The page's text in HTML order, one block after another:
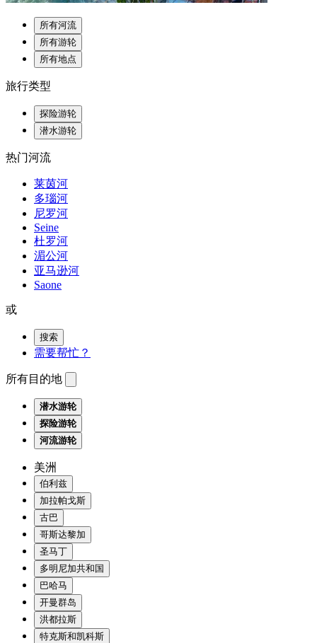
所有河流
所有游轮
所有地点
旅行类型
探险游轮
潜水游轮
热门河流
莱茵河
多瑙河
尼罗河
Seine
杜罗河
湄公河
亚马逊河
Saone
或
搜索
需要帮忙？
所有目的地
潜水游轮
探险游轮
河流游轮
美洲
伯利兹
加拉帕戈斯
古巴
哥斯达黎加
圣马丁
多明尼加共和国
巴哈马
开曼群岛
洪都拉斯
特克斯和凯科斯